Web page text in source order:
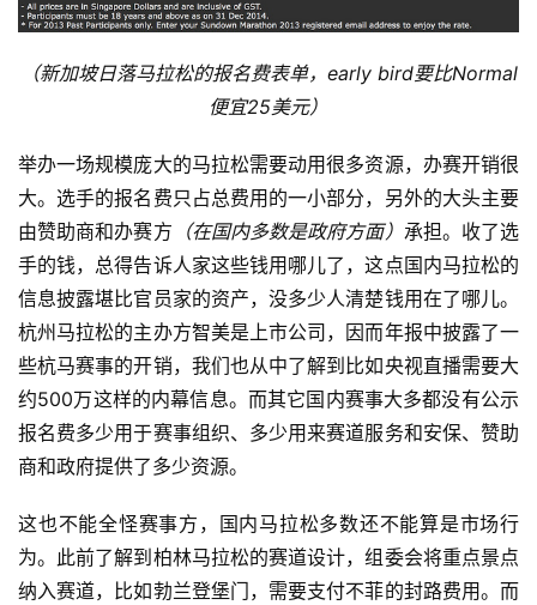
（新加坡日落马拉松的报名费表单，early bird要比Normal
便宜25美元）
举办一场规模庞大的马拉松需要动用很多资源，办赛开销很
大。选手的报名费只占总费用的一小部分，另外的大头主要
由赞助商和办赛方 （在国内多数是政府方面） 承担。收了选
手的钱，总得告诉人家这些钱用哪儿了，这点国内马拉松的
信息披露堪比官员家的资产，没多少人清楚钱用在了哪儿。
杭州马拉松的主办方智美是上市公司，因而年报中披露了一
些杭马赛事的开销，我们也从中了解到比如央视直播需要大
约500万这样的内幕信息。而其它国内赛事大多都没有公示
报名费多少用于赛事组织、多少用来赛道服务和安保、赞助
商和政府提供了多少资源。
这也不能全怪赛事方，国内马拉松多数还不能算是市场行
为。此前了解到柏林马拉松的赛道设计，组委会将重点景点
纳入赛道，比如勃兰登堡门，需要支付不菲的封路费用。而